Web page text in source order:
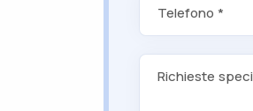
Telefono *
Richieste